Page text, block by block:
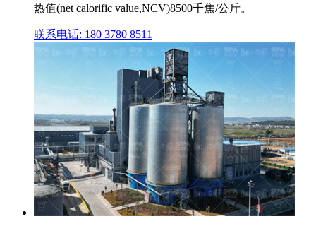
热值(net calorific value,NCV)8500千焦/公斤。
联系电话: 180 3780 8511